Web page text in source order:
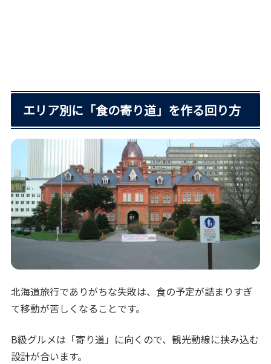
エリア別に「食の寄り道」を作る回り方
北海道旅行でありがちな失敗は、食の予定が詰まりすぎ
て移動が苦しくなることです。
B級グルメは「寄り道」に向くので、観光動線に挟み込む
設計が合います。